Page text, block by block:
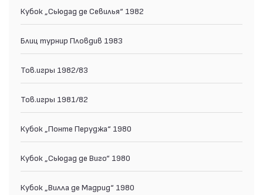
Кубок „Сьюдад де Севилья“ 1982
Блиц турнир Пловдив 1983
Тов.игры 1982/83
Тов.игры 1981/82
Кубок „Понте Перуджа“ 1980
Кубок „Сьюдад де Виго“ 1980
Кубок „Вилла де Мадрид“ 1980